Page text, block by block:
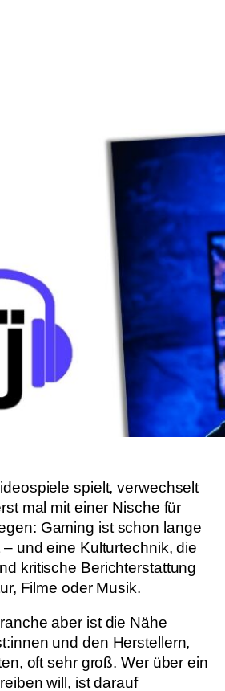
spielt, verwechselt
mal mit einer Nische für
Gaming ist schon lange
und eine Kulturtechnik, die
kritische Berichterstattung
Filme oder Musik.
aber ist die Nähe
und den Herstellern,
oft sehr groß. Wer über ein
will, ist darauf